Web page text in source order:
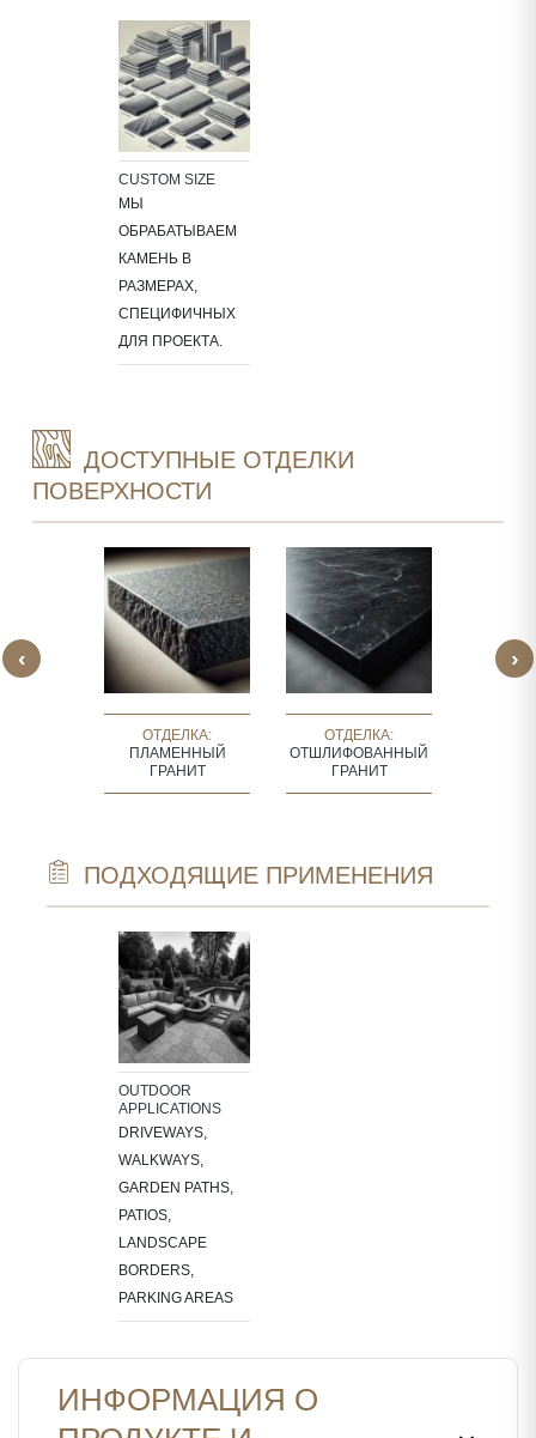
CUSTOM SIZE
МЫ
ОБРАБАТЫВАЕМ
КАМЕНЬ В
РАЗМЕРАХ,
СПЕЦИФИЧНЫХ
ДЛЯ ПРОЕКТА.
ДОСТУПНЫЕ ОТДЕЛКИ
ПОВЕРХНОСТИ
‹
ОТДЕЛКА:
ПЛАМЕННЫЙ
ГРАНИТ
ОТДЕЛКА:
ОТШЛИФОВАННЫЙ
ГРАНИТ
›
ПОДХОДЯЩИЕ ПРИМЕНЕНИЯ
OUTDOOR
APPLICATIONS
DRIVEWAYS,
WALKWAYS,
GARDEN PATHS,
PATIOS,
LANDSCAPE
BORDERS,
PARKING AREAS
ИНФОРМАЦИЯ О